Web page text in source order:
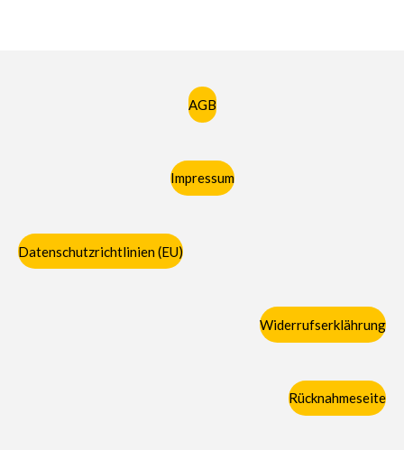
AGB
Impressum
Datenschutzrichtlinien (EU)
Widerrufserklährung
Rücknahmeseite